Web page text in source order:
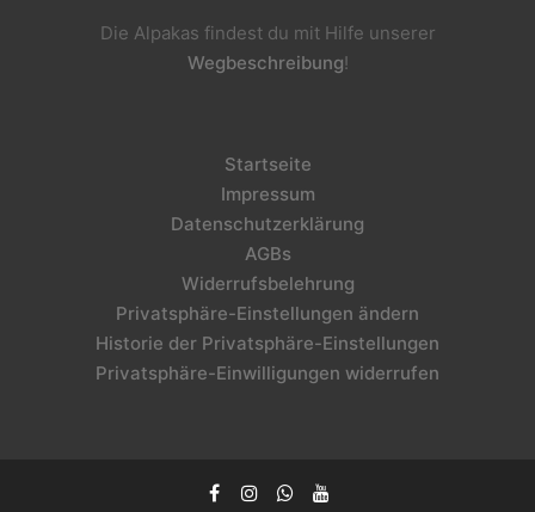
Die Alpakas findest du mit Hilfe unserer
Wegbeschreibung!
Startseite
Impressum
Datenschutzerklärung
AGBs
Widerrufsbelehrung
Privatsphäre-Einstellungen ändern
Historie der Privatsphäre-Einstellungen
Privatsphäre-Einwilligungen widerrufen